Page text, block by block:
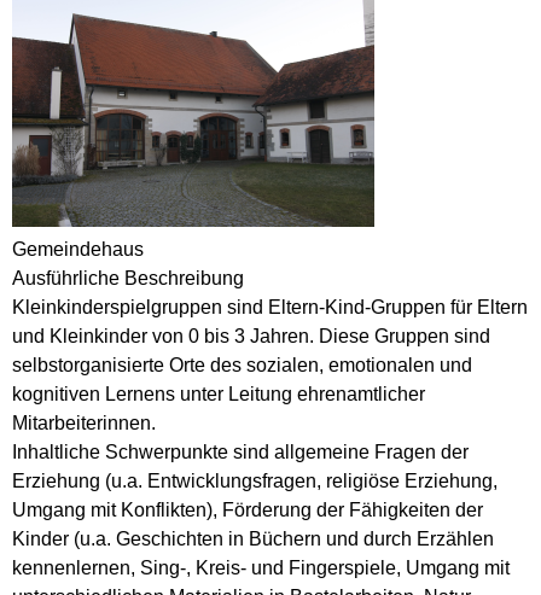
Gemeindehaus
Ausführliche Beschreibung
Kleinkinderspielgruppen sind Eltern-Kind-Gruppen für Eltern
und Kleinkinder von 0 bis 3 Jahren. Diese Gruppen sind
selbstorganisierte Orte des sozialen, emotionalen und
kognitiven Lernens unter Leitung ehrenamtlicher
Mitarbeiterinnen.
Inhaltliche Schwerpunkte sind allgemeine Fragen der
Erziehung (u.a. Entwicklungsfragen, religiöse Erziehung,
Umgang mit Konflikten), Förderung der Fähigkeiten der
Kinder (u.a. Geschichten in Büchern und durch Erzählen
kennenlernen, Sing-, Kreis- und Fingerspiele, Umgang mit